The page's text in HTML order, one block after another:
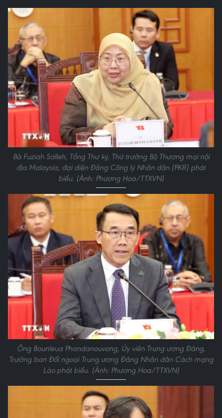
Bà Fuziah Salleh, Tổng Thư ký, Thứ trưởng Bộ Thương mại nội
địa Malaysia, đại diện Đảng Công lý Nhân dân (PKR) phát
biểu. (Ảnh: Phương Hoa/TTXVN)
Ông Bounleua Phandanouvong, Ủy viên Trung ương Đảng,
Trưởng ban Đối ngoại Trung ương Đảng Nhân dân Cách mạng
Lào phát biểu. (Ảnh: Phương Hoa/TTXVN)